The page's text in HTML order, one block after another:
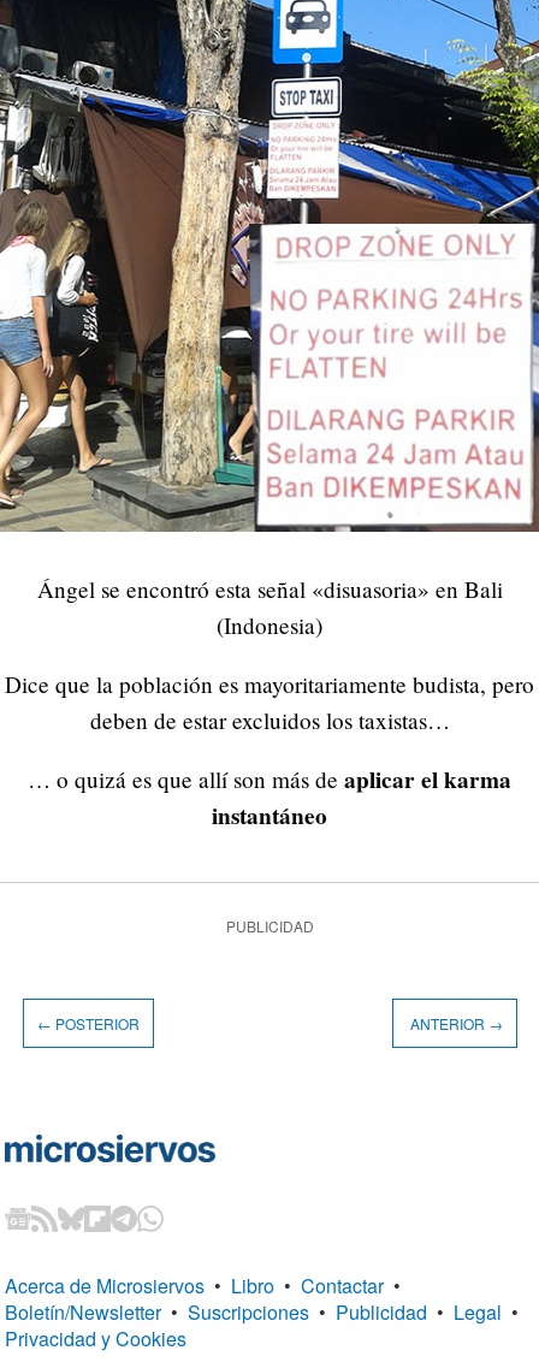
Ángel se encontró esta señal «disuasoria» en Bali
(Indonesia)
Dice que la población es mayoritariamente budista, pero
deben de estar excluidos los taxistas…
… o quizá es que allí son más de aplicar el karma
instantáneo
PUBLICIDAD
← POSTERIOR ANTERIOR →
Acerca de Microsiervos • Libro • Contactar •
Boletín/Newsletter • Suscripciones • Publicidad • Legal •
Privacidad y Cookies